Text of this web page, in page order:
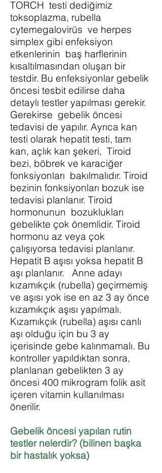
TORCH testi dediğimiz
toksoplazma, rubella
cytemegalovirüs ve herpes
simplex gibi enfeksiyon
etkenlerinin baş harflerinin
kısaltılmasından oluşan bir
testdir. Bu enfeksiyonlar gebelik
öncesi tesbit edilirse daha
detaylı testler yapılması gerekir.
Gerekirse gebelik öncesi
tedavisi de yapılır. Ayrıca kan
testi olarak hepatit testi, tam
kan, açlık kan şekeri, Tiroid
bezi, böbrek ve karaciğer
fonksiyonları bakılmalıdır. Tiroid
bezinin fonksiyonları bozuk ise
tedavisi planlanır. Tiroid
hormonunun bozuklukları
gebelikte çok önemlidir. Tiroid
hormonu az veya çok
çalışıyorsa tedavisi planlanır.
Hepatit B aşısı yoksa hepatit B
aşı planlanır. Anne adayı
kızamıkçık (rubella) geçirmemiş
ve aşısı yok ise en az 3 ay önce
kızamıkçık aşısı yapılmalı.
Kızamıkçık (rubella) aşısı canlı
aşı olduğu için bu 3 ay
içerisinde gebe kalınmamalı. Bu
kontroller yapıldıktan sonra,
planlanan gebelikten 3 ay
öncesi 400 mikrogram folik asit
içeren vitamin kullanılması
önerilir.
Gebelik öncesi yapılan rutin
testler nelerdir? (bilinen başka
bir hastalık yoksa)